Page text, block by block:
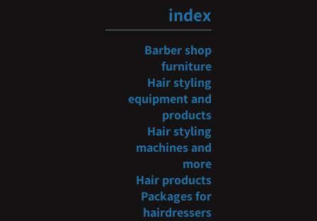
index
Barber shop
furniture
Hair styling
equipment and
products
Hair styling
machines and
more
Hair products
Packages for
hairdressers